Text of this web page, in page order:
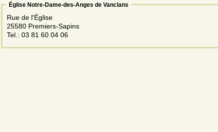
Église Notre-Dame-des-Anges de Vanclans
Rue de l'Église
25580 Premiers-Sapins
Tel.: 03 81 60 04 06